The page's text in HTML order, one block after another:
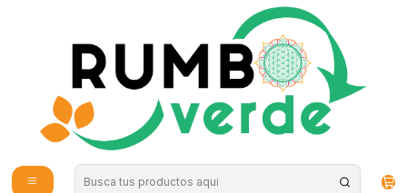
Envío gratis por compras sobre los 59.990 en la provincia de Santiago
Crema de Manos Arándano Maqui 70 g Floresencia